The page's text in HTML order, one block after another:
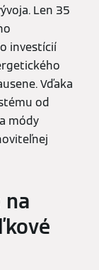
Len 35
investícií
Vďaka
od
módy
na